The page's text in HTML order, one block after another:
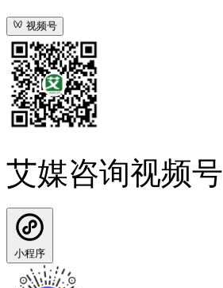
视频号
艾媒咨询视频号
小程序